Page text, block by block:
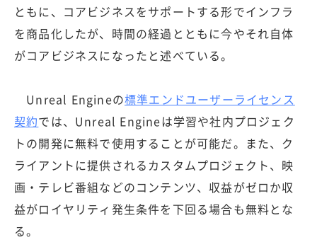
ともに、コアビジネスをサポートする形でインフラ
を商品化したが、時間の経過とともに今やそれ自体
がコアビジネスになったと述べている。
Unreal Engineの標準エンドユーザーライセンス
契約では、Unreal Engineは学習や社内プロジェク
トの開発に無料で使用することが可能だ。また、ク
ライアントに提供されるカスタムプロジェクト、映
画・テレビ番組などのコンテンツ、収益がゼロか収
益がロイヤリティ発生条件を下回る場合も無料とな
る。